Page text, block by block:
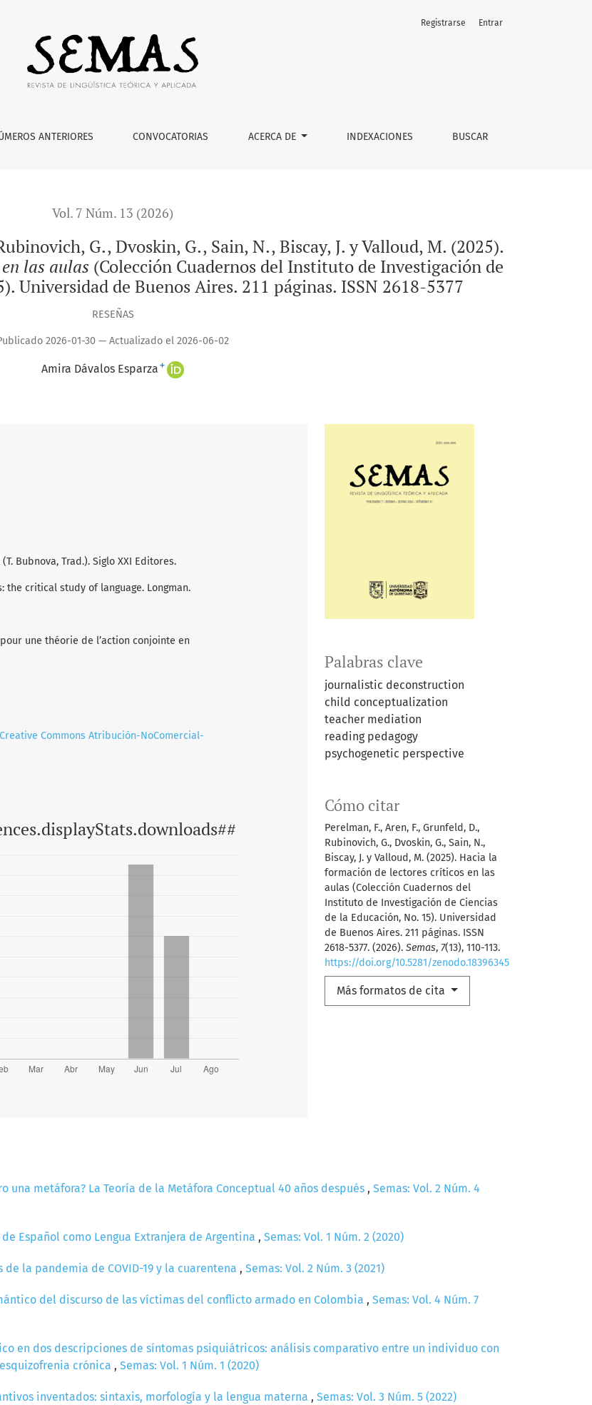
G., Sain, N., Biscay, J. y Valloud, M. (2025). <i>Hacia la formación de lectores críticos en las aulas</i>
ANTERIORES CONVOCATORIAS ACERCA DE INDEXACIONES BUSCAR
Registrarse Entrar
Vol. 7 Núm. 13 (2026)
G., Dvoskin, G., Sain, N., Biscay, J. y Valloud, M. (2025).
las aulas (Colección Cuadernos del Instituto de Investigación de
Universidad de Buenos Aires. 211 páginas. ISSN 2618-5377
RESEÑAS
2026-01-30 — Actualizado el 2026-06-02
Amira Dávalos Esparza +
Palabras clave
journalistic deconstruction
child conceptualization
teacher mediation
reading pedagogy
psychogenetic perspective
Cómo citar
Perelman, F., Aren, F., Grunfeld, D.,
Rubinovich, G., Dvoskin, G., Sain, N.,
Biscay, J. y Valloud, M. (2025). Hacia la
formación de lectores críticos en las
aulas (Colección Cuadernos del
Instituto de Investigación de Ciencias
de la Educación, No. 15). Universidad
de Buenos Aires. 211 páginas. ISSN
2618-5377. (2026). Semas, 7(13), 110-113.
https://doi.org/10.5281/zenodo.18396345
Más formatos de cita
Bubnova, Trad.). Siglo XXI Editores.
the critical study of language. Longman.
une théorie de l’action conjointe en
Creative Commons Atribución-NoComercial-
una metáfora? La Teoría de la Metáfora Conceptual 40 años después , Semas: Vol. 2 Núm. 4
Español como Lengua Extranjera de Argentina , Semas: Vol. 1 Núm. 2 (2020)
la pandemia de COVID-19 y la cuarentena , Semas: Vol. 2 Núm. 3 (2021)
del discurso de las víctimas del conflicto armado en Colombia , Semas: Vol. 4 Núm. 7
en dos descripciones de síntomas psiquiátricos: análisis comparativo entre un individuo con
crónica , Semas: Vol. 1 Núm. 1 (2020)
inventados: sintaxis, morfología y la lengua materna , Semas: Vol. 3 Núm. 5 (2022)